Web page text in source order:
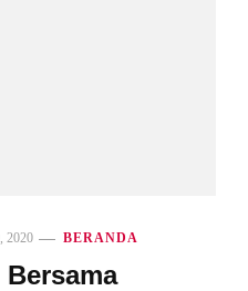
2020 BERANDA